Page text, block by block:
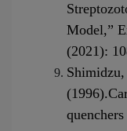
Model,”
(2021):